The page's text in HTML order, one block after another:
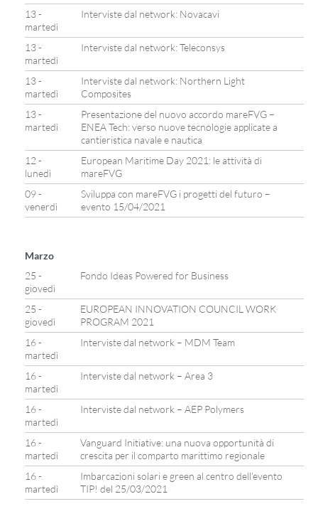
13 -
martedì
Interviste dal network: Novacavi
13 -
martedì
Interviste dal network: Teleconsys
13 -
martedì
Interviste dal network: Northern Light
Composites
13 -
martedì
Presentazione del nuovo accordo mareFVG –
ENEA Tech: verso nuove tecnologie applicate a
cantieristica navale e nautica
12 -
lunedì
European Maritime Day 2021: le attività di
mareFVG
09 -
venerdì
Sviluppa con mareFVG i progetti del futuro –
evento 15/04/2021
Marzo
25 -
giovedì
Fondo Ideas Powered for Business
25 -
giovedì
EUROPEAN INNOVATION COUNCIL WORK
PROGRAM 2021
16 -
martedì
Interviste dal network – MDM Team
16 -
martedì
Interviste dal network – Area 3
16 -
martedì
Interviste dal network – AEP Polymers
16 -
martedì
Vanguard Initiative: una nuova opportunità di
crescita per il comparto marittimo regionale
16 -
martedì
Imbarcazioni solari e green al centro dell’evento
TIP! del 25/03/2021